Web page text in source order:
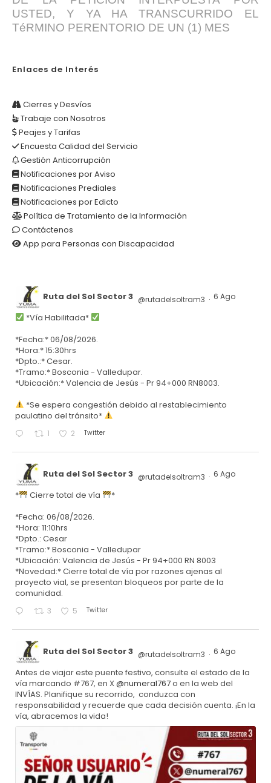
USTED, Y YA HA TRANSCURRIDO EL
TéRMINO PERENTORIO DE UN (1) MES
Enlaces de Interés
Cierres y Desvíos
Trabaje con Nosotros
Peajes y Tarifas
Encuesta Calidad del Servicio
Gestión Anticorrupción
Notificaciones por Aviso
Notificaciones Prediales
Notificaciones por Edicto
Política de Tratamiento de la Información
Contáctenos
App para Personas con Discapacidad
Ruta del Sol Sector 3 @rutadelsoltram3 · 6 Ago
*Vía Habilitada*
*Fecha:* 06/08/2026.
*Hora:* 15:30hrs
*Dpto.:* Cesar.
*Tramo:* Bosconia - Valledupar.
*Ubicación:* Valencia de Jesús - Pr 94+000 RN8003.
*Se espera congestión debido al restablecimiento
paulatino del tránsito*
1 2 Twitter
Ruta del Sol Sector 3 @rutadelsoltram3 · 6 Ago
* Cierre total de vía
*
*Fecha: 06/08/2026.
*Hora: 11:10hrs
*Dpto.: Cesar
*Tramo:* Bosconia - Valledupar
*Ubicación: Valencia de Jesús - Pr 94+000 RN 8003
*Novedad:* Cierre total de vía por razones ajenas al
proyecto vial, se presentan bloqueos por parte de la
comunidad.
3 5 Twitter
Ruta del Sol Sector 3 @rutadelsoltram3 · 6 Ago
Antes de viajar este puente festivo, consulte el estado de la
vía marcando #767, en X@numeral767o en la web del
INVÍAS. Planifique su recorrido, conduzca con
responsabilidad y recuerde que cada decisión cuenta. ¡En la
vía, abracemos la vida!